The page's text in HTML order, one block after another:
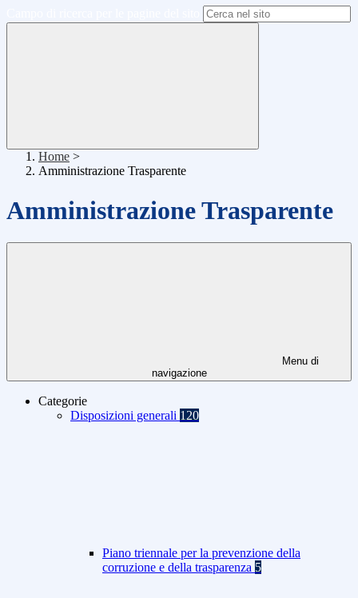
Home >
Amministrazione Trasparente
Amministrazione Trasparente
Menu di
navigazione
Categorie
Disposizioni generali 120
Piano triennale per la prevenzione della
corruzione e della trasparenza 5